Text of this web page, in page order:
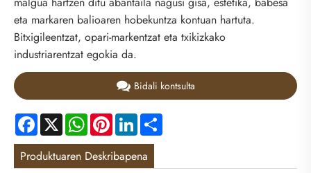
eta markaren balioaren hobekuntza kontuan hartuta.
Bitxigileentzat, opari-markentzat eta txikizkako
industriarentzat egokia da.
Bidali kontsulta
Facebook
X WhatsApp
PinterestLinkedIn
Produktuaren Deskribapena